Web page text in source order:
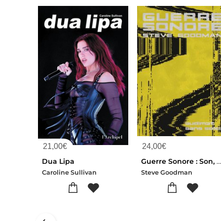
21,00€
Dua Lipa
Caroline Sullivan
24,00€
Guerre Sonore : Son, Affect Et Ecologie De La Peur
Steve Goodman